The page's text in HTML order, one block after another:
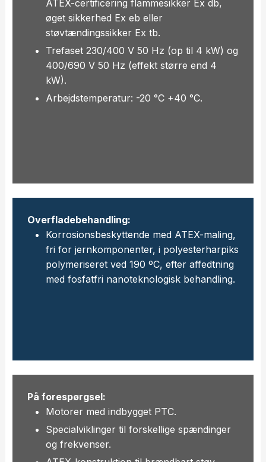
ATEX-certificering flammesikker Ex db,
øget sikkerhed Ex eb eller
støvtændingssikker Ex tb.
Trefaset 230/400 V 50 Hz (op til 4 kW) og
400/690 V 50 Hz (effekt større end 4
kW).
Arbejdstemperatur: -20 °C +40 °C.
Overfladebehandling:
Korrosionsbeskyttende med ATEX-maling,
fri for jernkomponenter, i polyesterharpiks
polymeriseret ved 190 ºC, efter affedtning
med fosfatfri nanoteknologisk behandling.
På forespørgsel:
Motorer med indbygget PTC.
Specialviklinger til forskellige spændinger
og frekvenser.